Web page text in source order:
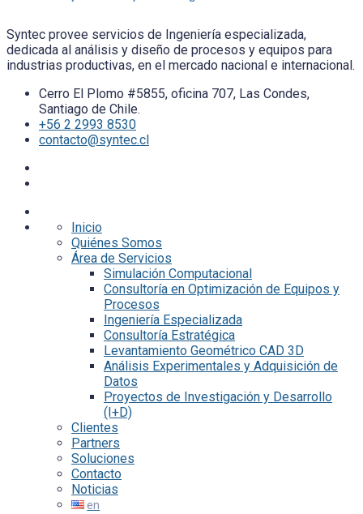
Syntec provee servicios de Ingeniería especializada,
dedicada al análisis y diseño de procesos y equipos para
industrias productivas, en el mercado nacional e internacional.
Cerro El Plomo #5855, oficina 707, Las Condes,
Santiago de Chile.
+56 2 2993 8530
contacto@syntec.cl
Inicio
Quiénes Somos
Área de Servicios
Simulación Computacional
Consultoría en Optimización de Equipos y
Procesos
Ingeniería Especializada
Consultoría Estratégica
Levantamiento Geométrico CAD 3D
Análisis Experimentales y Adquisición de
Datos
Proyectos de Investigación y Desarrollo
(I+D)
Clientes
Partners
Soluciones
Contacto
Noticias